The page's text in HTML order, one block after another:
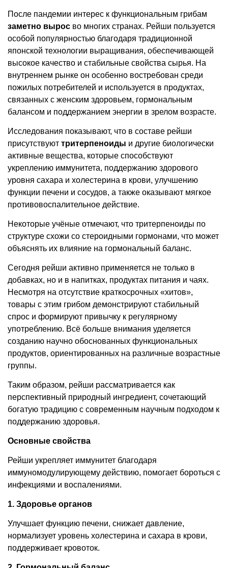
После пандемии интерес к функциональным грибам
заметно вырос во многих странах. Рейши пользуется
особой популярностью благодаря традиционной
японской технологии выращивания, обеспечивающей
высокое качество и стабильные свойства сырья. На
внутреннем рынке он особенно востребован среди
пожилых потребителей и используется в продуктах,
связанных с женским здоровьем, гормональным
балансом и поддержанием энергии в зрелом возрасте.
Исследования показывают, что в составе рейши
присутствуют тритерпеноиды и другие биологически
активные вещества, которые способствуют
укреплению иммунитета, поддержанию здорового
уровня сахара и холестерина в крови, улучшению
функции печени и сосудов, а также оказывают мягкое
противовоспалительное действие.
Некоторые учёные отмечают, что тритерпеноиды по
структуре схожи со стероидными гормонами, что может
объяснять их влияние на гормональный баланс.
Сегодня рейши активно применяется не только в
добавках, но и в напитках, продуктах питания и чаях.
Несмотря на отсутствие краткосрочных «хитов»,
товары с этим грибом демонстрируют стабильный
спрос и формируют привычку к регулярному
употреблению. Всё больше внимания уделяется
созданию научно обоснованных функциональных
продуктов, ориентированных на различные возрастные
группы.
Таким образом, рейши рассматривается как
перспективный природный ингредиент, сочетающий
богатую традицию с современным научным подходом к
поддержанию здоровья.
Основные свойства
Рейши укрепляет иммунитет благодаря
иммуномодулирующему действию, помогает бороться с
инфекциями и воспалениями.
1. Здоровье органов
Улучшает функцию печени, снижает давление,
нормализует уровень холестерина и сахара в крови,
поддерживает кровоток.